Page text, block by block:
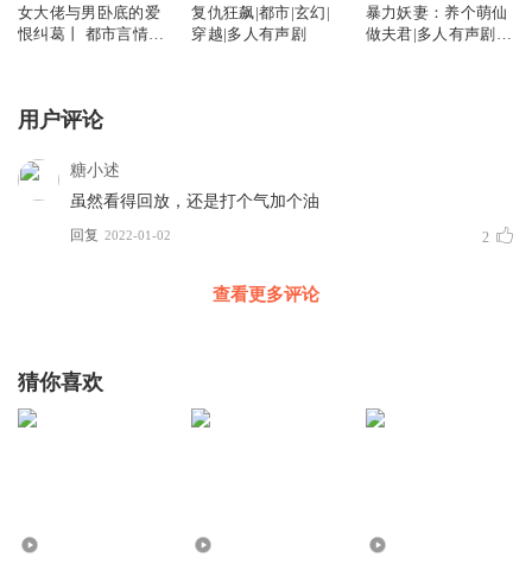
女大佬与男卧底的爱
恨纠葛丨 都市言情丨
复仇狂飙|都市|玄幻|
穿越|多人有声剧
暴力妖妻：养个萌仙
做夫君|多人有声剧|
用户评论
糖小述
虽然看得回放，还是打个气加个油
回复 2022-01-02 2
查看更多评论
猜你喜欢